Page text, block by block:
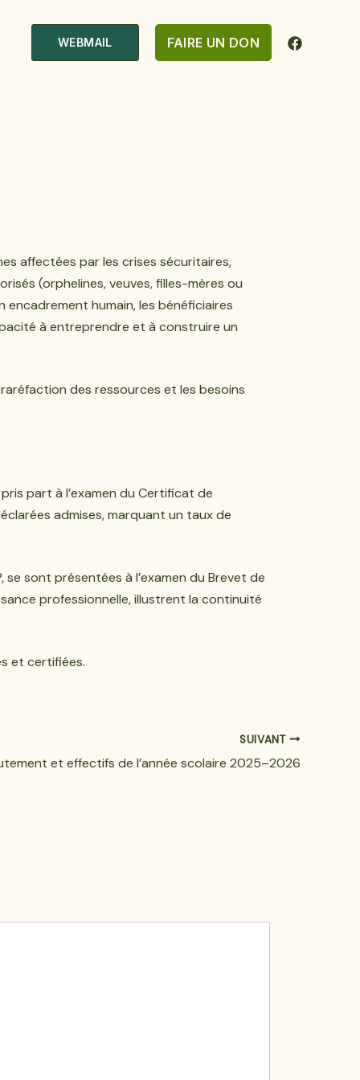
WEBMAIL FAIRE UN DON
affectées par les crises sécuritaires,
(orphelines, veuves, filles-mères ou
humain, les bénéficiaires
à entreprendre et à construire un
des ressources et les besoins
part à l’examen du Certificat de
admises, marquant un taux de
sont présentées à l’examen du Brevet de
professionnelle, illustrent la continuité
et certifiées.
SUIVANT
et effectifs de l’année scolaire 2025–2026